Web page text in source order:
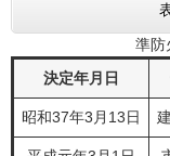
準防
決定年月日
昭和37年3月13日